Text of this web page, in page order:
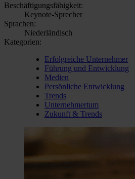
Beschäftigungsfähigkeit:
Keynote-Sprecher
Sprachen:
Niederländisch
Kategorien:
Erfolgreiche Unternehmer
Führung und Entwicklung
Medien
Persönliche Entwicklung
Trends
Unternehmertum
Zukunft & Trends